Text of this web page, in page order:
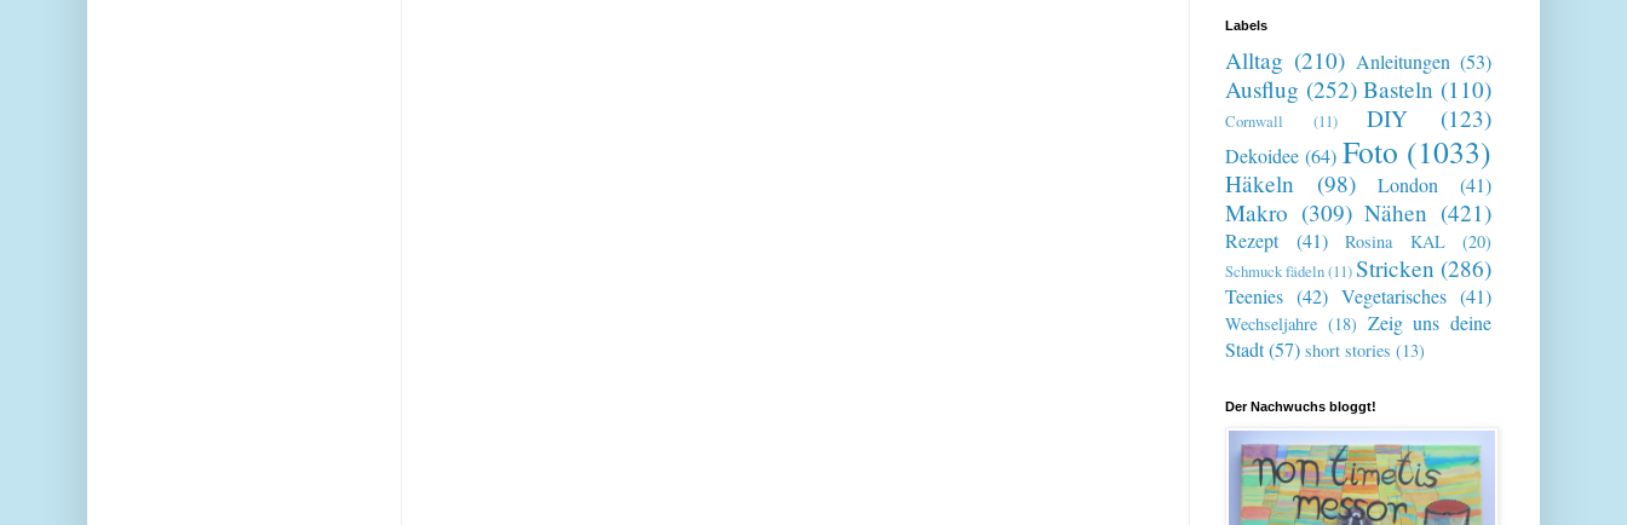
Labels
Alltag (210) Anleitungen (53)
Ausflug (252) Basteln (110)
Cornwall (11) DIY (123)
Dekoidee (64) Foto (1033)
Häkeln (98) London (41)
Makro (309) Nähen (421)
Rezept (41) Rosina KAL (20)
Schmuck fädeln(11)Stricken (286)
Teenies (42) Vegetarisches (41)
Wechseljahre (18) Zeig uns deine
Stadt(57) short stories (13)
Der Nachwuchs bloggt!